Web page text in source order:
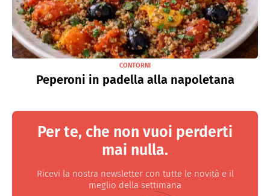
CONTORNI
Peperoni in padella alla napoletana
Per te, che non vuoi perderti
mai nulla.
Ricevi la nostra newsletter con tutte le novità e il
meglio della settimana